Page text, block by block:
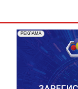
РЕКЛАМА